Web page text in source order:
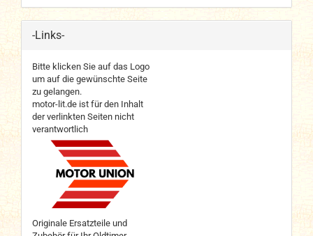
-Links-
Bitte klicken Sie auf das Logo
um auf die gewünschte Seite
zu gelangen.
motor-lit.de ist für den Inhalt
der verlinkten Seiten nicht
verantwortlich
Originale Ersatzteile und